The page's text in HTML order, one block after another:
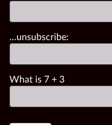
...unsubscribe:
What is 7 + 3